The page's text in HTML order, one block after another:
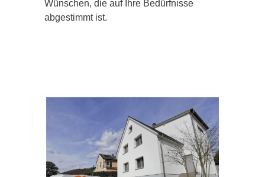
Wünschen, die auf Ihre Bedürfnisse
abgestimmt ist.